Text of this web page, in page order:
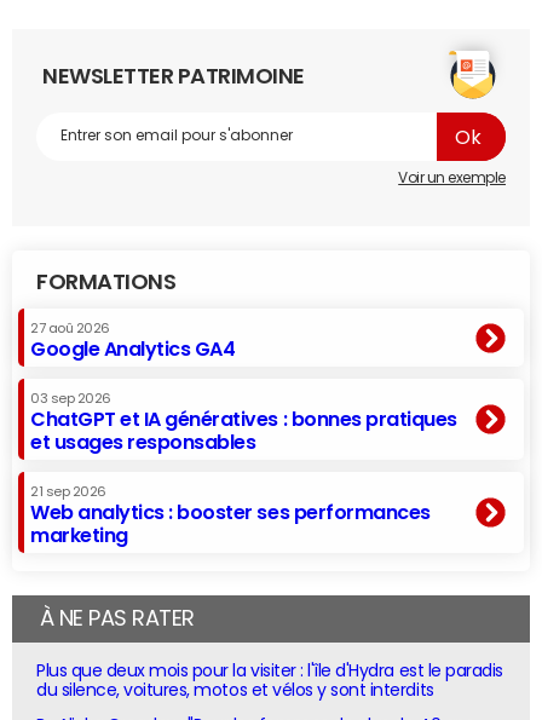
NEWSLETTER PATRIMOINE
Voir un exemple
FORMATIONS
27 aoû 2026
Google Analytics GA4
03 sep 2026
ChatGPT et IA génératives : bonnes pratiques
et usages responsables
21 sep 2026
Web analytics : booster ses performances
marketing
À NE PAS RATER
Plus que deux mois pour la visiter : l'île d'Hydra est le paradis
du silence, voitures, motos et vélos y sont interdits